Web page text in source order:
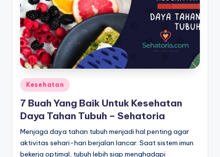
s
P
e
n
o
b
a
t
untuk
Indonesia
yang
lebih
ceria.
Posted
in
Kesehatan
7 Buah Yang Baik Untuk Kesehatan
Daya Tahan Tubuh – Sehatoria
Menjaga daya tahan tubuh menjadi hal penting agar
aktivitas sehari-hari berjalan lancar. Saat sistem imun
bekerja optimal, tubuh lebih siap menghadapi